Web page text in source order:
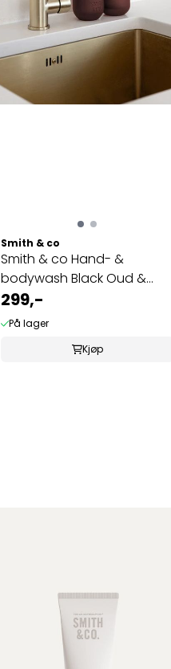
Smith & co
Smith & co Hand- &
bodywash Black Oud &
Saffron
299,-
På lager
Kjøp